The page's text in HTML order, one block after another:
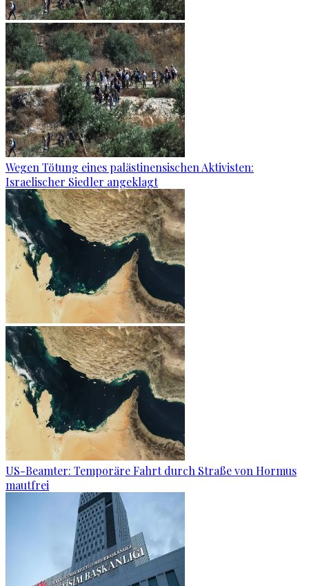
Wegen Tötung eines palästinensischen Aktivisten:
Israelischer Siedler angeklagt
US-Beamter: Temporäre Fahrt durch Straße von Hormus
mautfrei